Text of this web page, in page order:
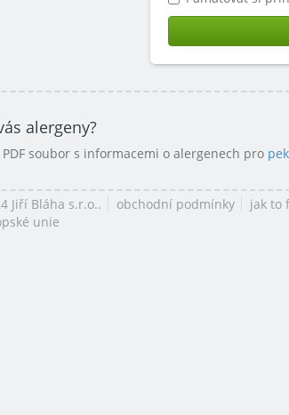
alergeny?
soubor s informacemi o alergenech pro
Jiří Bláha s.r.o..
obchodní podmínky jak to
unie